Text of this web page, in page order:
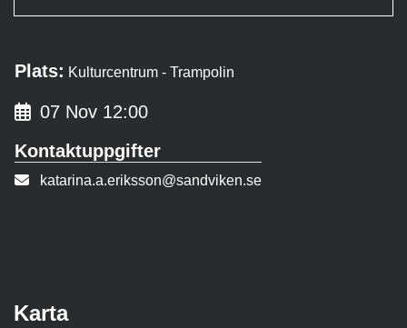
Plats: Kulturcentrum - Trampolin
07 Nov 12:00
Kontaktuppgifter
E-post:
katarina.a.eriksson@sandviken.se
Karta